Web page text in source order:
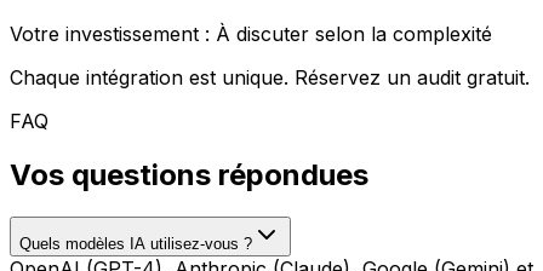
Votre investissement : À discuter selon la complexité
Chaque intégration est unique. Réservez un audit gratuit.
FAQ
Vos questions répondues
Quels modèles IA utilisez-vous ?